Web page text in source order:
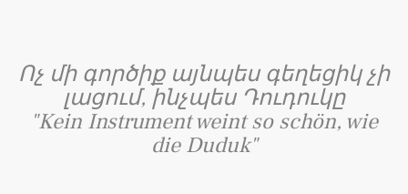
Ոչ մի գործիք այնպես գեղեցիկ չի
լացում, ինչպես Դուդուկը
"Kein Instrument weint so schön, wie
die Duduk"